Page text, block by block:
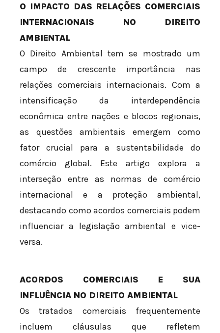
O IMPACTO DAS RELAÇÕES COMERCIAIS
INTERNACIONAIS NO DIREITO
AMBIENTAL
O Direito Ambiental tem se mostrado um
campo de crescente importância nas
relações comerciais internacionais. Com a
intensificação da interdependência
econômica entre nações e blocos regionais,
as questões ambientais emergem como
fator crucial para a sustentabilidade do
comércio global. Este artigo explora a
interseção entre as normas de comércio
internacional e a proteção ambiental,
destacando como acordos comerciais podem
influenciar a legislação ambiental e vice-
versa.
ACORDOS COMERCIAIS E SUA
INFLUÊNCIA NO DIREITO AMBIENTAL
Os tratados comerciais frequentemente
incluem cláusulas que refletem